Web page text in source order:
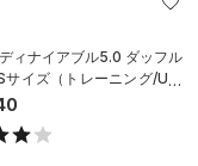
ィナイアブル5.0 ダッフル
サイズ（トレーニング/UNI